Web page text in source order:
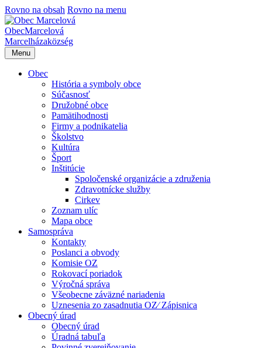
Rovno na obsah Rovno na menu
ObecMarcelová
Marcelházaközség
Menu
Obec
História a symboly obce
Súčasnosť
Družobné obce
Pamätihodnosti
Firmy a podnikatelia
Školstvo
Kultúra
Šport
Inštitúcie
Spoločenské organizácie a združenia
Zdravotnícke služby
Cirkev
Zoznam ulíc
Mapa obce
Samospráva
Kontakty
Poslanci a obvody
Komisie OZ
Rokovací poriadok
Výročná správa
Všeobecne záväzné nariadenia
Uznesenia zo zasadnutia OZ⁄ Zápisnica
Obecný úrad
Obecný úrad
Úradná tabuľa